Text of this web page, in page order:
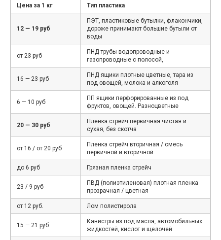
Цена за 1 кг Тип пластика
12 — 19 руб
ПЭТ, пластиковые бутылки, флакончики,
дороже принимают большие бутыли от
воды
от 23 руб
ПНД трубы водопроводные и
газопроводные с полосой,
16 — 23 руб
ПНД ящики плотные цветные, тара из
под овощей, молока и алкоголя
6 — 10 руб
ПП ящики перфорированные из под
фруктов, овощей. Разноцветные
20 — 30 руб
Пленка стрейч первичная чистая и
сухая, без скотча
от 16 / от 20 руб
Пленка стрейч вторичная / смесь
первичной и вторичной
до 6 руб Грязная пленка стрейч
23 / 9 руб
ПВД (полиэтиленовая) плотная пленка
прозрачная / цветная
от 12 руб. Лом полистирола
15 — 21 руб
Канистры из под масла, автомобильных
жидкостей, кислот и щелочей